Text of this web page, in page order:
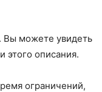
Вы можете увидеть
этого описания.
ограничений,